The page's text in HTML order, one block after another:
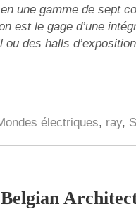
une gamme de sept
est le gage d’une
ou des halls
électriques, ray,